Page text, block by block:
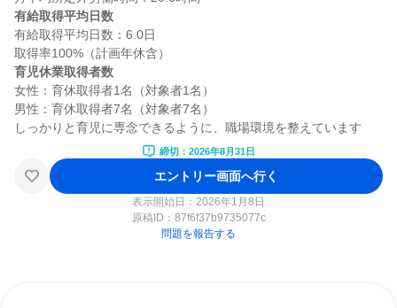
有給取得平均日数
有給取得平均日数：6.0日
育児休業取得者数
女性：育休取得者1名（対象者1名）
男性：育休取得者7名（対象者7名）
締切：2026年8月31日
エントリー画面へ行く
表示開始日：2026年1月8日
原稿ID： 87f6f37b9735077c
問題を報告する